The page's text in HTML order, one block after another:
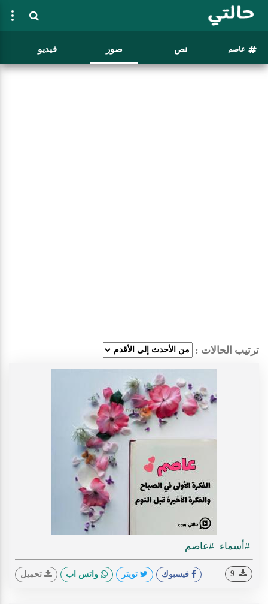
عاصم نص صور فيديو
ترتيب الحالات :
#أسماء #عاصم
فيسبوك تويتر واتس اب تحميل